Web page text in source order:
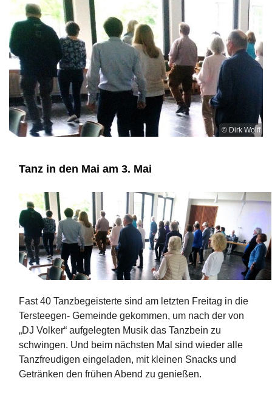
© Dirk Wolff
Tanz in den Mai am 3. Mai
Fast 40 Tanzbegeisterte sind am letzten Freitag in die
Tersteegen- Gemeinde gekommen, um nach der von
„DJ Volker“ aufgelegten Musik das Tanzbein zu
schwingen. Und beim nächsten Mal sind wieder alle
Tanzfreudigen eingeladen, mit kleinen Snacks und
Getränken den frühen Abend zu genießen.